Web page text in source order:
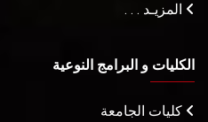
المزيـد . . .
الكليات و البرامج النوعية
كليات الجامعة